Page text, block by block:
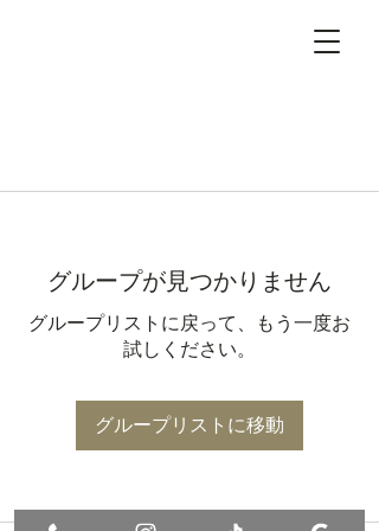
グループが見つかりません
グループリストに戻って、もう一度お
試しください。
グループリストに移動